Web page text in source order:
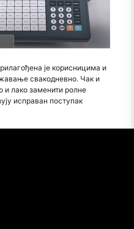
је корисницима и
свакодневно. Чак и
и лако заменити ролне
исправан поступак